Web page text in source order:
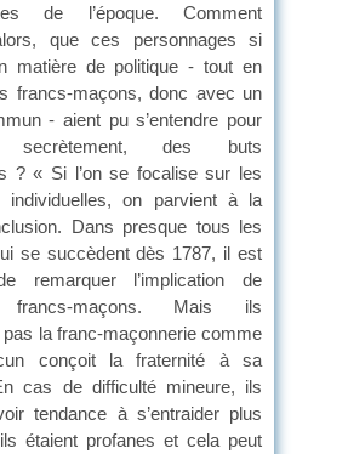
de l’époque. Comment
que ces personnages si
matière de politique - tout en
francs-maçons, donc avec un
- aient pu s’entendre pour
secrètement, des buts
? « Si l’on se focalise sur les
individuelles, on parvient à la
Dans presque tous les
se succèdent dès 1787, il est
remarquer l’implication de
francs-maçons. Mais ils
pas la franc-maçonnerie comme
conçoit la fraternité à sa
cas de difficulté mineure, ils
tendance à s’entraider plus
étaient profanes et cela peut